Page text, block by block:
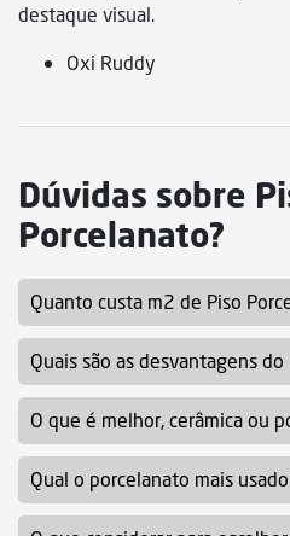
destaque visual.
Oxi Ruddy
Dúvidas sobre
Porcelanato?
Quanto custa m2 de Piso
Quais são as desvantagens
O que é melhor, cerâmica ou
Qual o porcelanato mais